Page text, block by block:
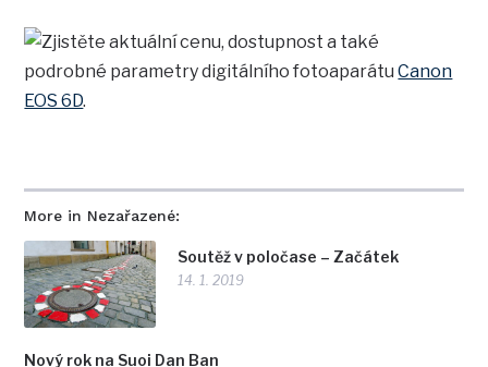
More in Nezařazené:
Soutěž v poločase – Začátek
14. 1. 2019
Nový rok na Suoi Dan Ban
Zjistěte aktuální cenu, dostupnost a také
podrobné parametry digitálního fotoaparátuCanon
EOS 6D.